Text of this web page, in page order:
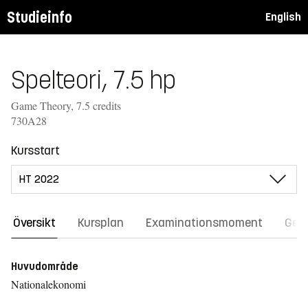
Studieinfo English
Spelteori, 7.5 hp
Game Theory, 7.5 credits
730A28
Kursstart
Översikt Kursplan Examinationsmoment
Huvudområde
Nationalekonomi